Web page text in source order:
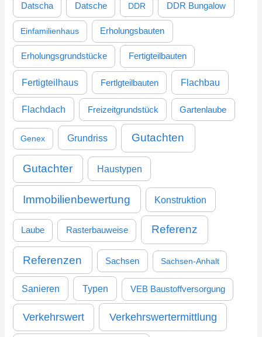
Datscha Datsche DDR DDR Bungalow
Einfamilienhaus Erholungsbauten
Erholungsgrundstücke Fertigteilbauten
Fertigteilhaus Fertlgteilbauten Flachbau
Flachdach Freizeitgrundstück Gartenlaube
Genex Grundriss Gutachten
Gutachter Haustypen
Immobilienbewertung Konstruktion
Laube Rasterbauweise Referenz
Referenzen Sachsen Sachsen-Anhalt
Sanieren Typen VEB Baustoffversorgung
Verkehrswert Verkehrswertermittlung